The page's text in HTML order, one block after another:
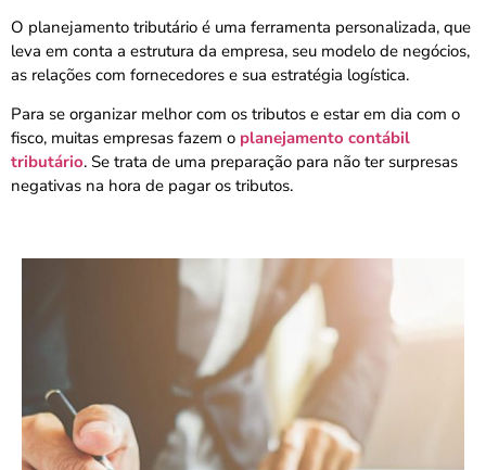
O planejamento tributário é uma ferramenta personalizada, que
leva em conta a estrutura da empresa, seu modelo de negócios,
as relações com fornecedores e sua estratégia logística.
Para se organizar melhor com os tributos e estar em dia com o
fisco, muitas empresas fazem o planejamento contábil
tributário. Se trata de uma preparação para não ter surpresas
negativas na hora de pagar os tributos.